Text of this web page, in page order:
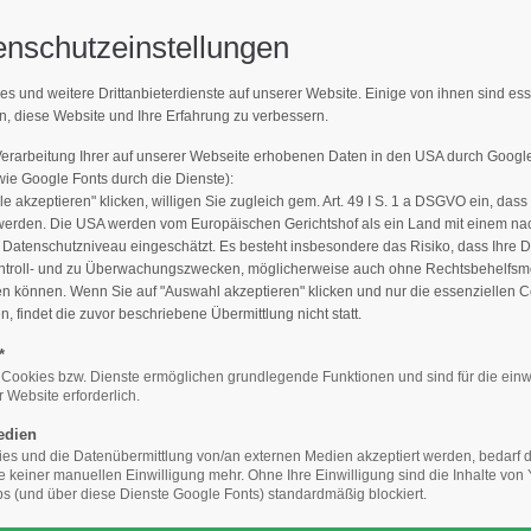
Mailadresse)
Support
Lorem ipsum dolor sit amet:
24h/
365days
Mon - Fri 8:00am - 5:00pm
(GMT +1)
376-
+44
MELDUNGEN
Baumpflege e.V.
Presse / Flyer / Filme FvB-Mitglieder
und weitere Drittanbieterdienste auf unserer Website. Einige von ihnen sind
diese Website und Ihre Erfahrung zu verbessern.
Ihrer auf unserer Webseite erhobenen Daten in den USA durch
Google Fonts durch die Dienste):
akzeptieren" klicken, willigen Sie zugleich gem. Art. 49 I S. 1 a DSGVO ein,
Die USA werden vom Europäischen Gerichtshof als ein Land mit einem
eingeschätzt. Es besteht insbesondere das Risiko, dass Ihre
und zu Überwachungszwecken, möglicherweise auch ohne
können. Wenn Sie auf "Auswahl akzeptieren" klicken und nur die essenziellen
findet die zuvor beschriebene Übermittlung nicht statt.
bzw. Dienste ermöglichen grundlegende Funktionen und sind für die
Website erforderlich.
und die Datenübermittlung von/an externen Medien akzeptiert werden, bedarf
keiner manuellen Einwilligung mehr. Ohne Ihre Einwilligung sind die Inhalte von
(und über diese Dienste Google Fonts) standardmäßig blockiert.